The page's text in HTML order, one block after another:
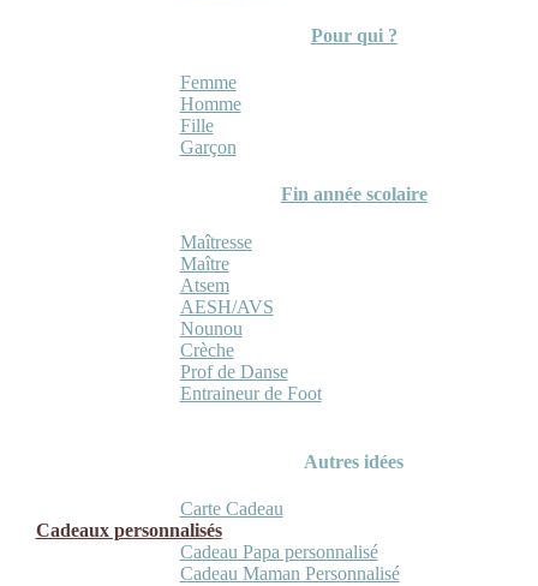
Pour qui ?
Femme
Homme
Fille
Garçon
Fin année scolaire
Maîtresse
Maître
Atsem
AESH/AVS
Nounou
Crèche
Prof de Danse
Entraineur de Foot
Autres idées
Carte Cadeau
Cadeaux personnalisés
Cadeau Papa personnalisé
Cadeau Maman Personnalisé